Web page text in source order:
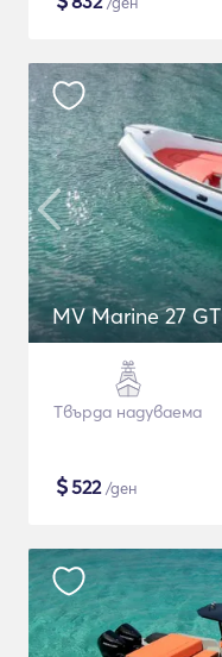
MV Marine 27 GT
Твърда надуваема
$522/ден